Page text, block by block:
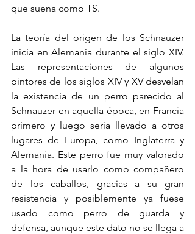
que suena como TS.
La teoría del origen de los Schnauzer
inicia en Alemania durante el siglo XIV.
Las representaciones de algunos
pintores de los siglos XIV y XV desvelan
la existencia de un perro parecido al
Schnauzer en aquella época, en Francia
primero y luego sería llevado a otros
lugares de Europa, como Inglaterra y
Alemania. Este perro fue muy valorado
a la hora de usarlo como compañero
de los caballos, gracias a su gran
resistencia y posiblemente ya fuese
usado como perro de guarda y
defensa, aunque este dato no se llega a